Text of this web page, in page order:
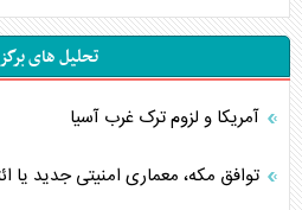
تحلیل های
آمریکا و لزوم ترک غرب آسیا
توافق مکه، معماری امنیتی جدید یا